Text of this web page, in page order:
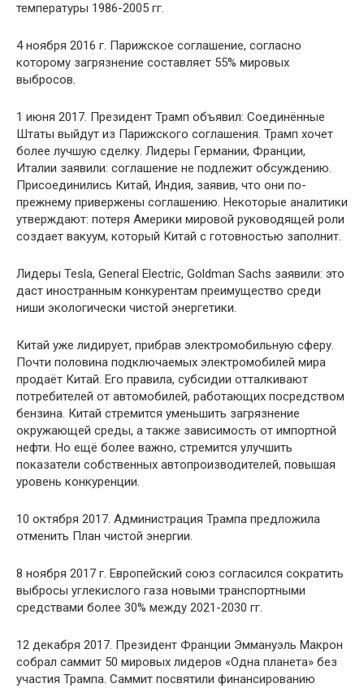
температуры 1986-2005 гг.
4 ноября 2016 г. Парижское соглашение, согласно
которому загрязнение составляет 55% мировых
выбросов.
1 июня 2017. Президент Трамп объявил: Соединённые
Штаты выйдут из Парижского соглашения. Трамп хочет
более лучшую сделку. Лидеры Германии, Франции,
Италии заявили: соглашение не подлежит обсуждению.
Присоединились Китай, Индия, заявив, что они по-
прежнему привержены соглашению. Некоторые аналитики
утверждают: потеря Америки мировой руководящей роли
создает вакуум, который Китай с готовностью заполнит.
Лидеры Tesla, General Electric, Goldman Sachs заявили: это
даст иностранным конкурентам преимущество среди
ниши экологически чистой энергетики.
Китай уже лидирует, прибрав электромобильную сферу.
Почти половина подключаемых электромобилей мира
продаёт Китай. Его правила, субсидии отталкивают
потребителей от автомобилей, работающих посредством
бензина. Китай стремится уменьшить загрязнение
окружающей среды, а также зависимость от импортной
нефти. Но ещё более важно, стремится улучшить
показатели собственных автопроизводителей, повышая
уровень конкуренции.
10 октября 2017. Администрация Трампа предложила
отменить План чистой энергии.
8 ноября 2017 г. Европейский союз согласился сократить
выбросы углекислого газа новыми транспортными
средствами более 30% между 2021-2030 гг.
12 декабря 2017. Президент Франции Эммануэль Макрон
собрал саммит 50 мировых лидеров «Одна планета» без
участия Трампа. Саммит посвятили финансированию